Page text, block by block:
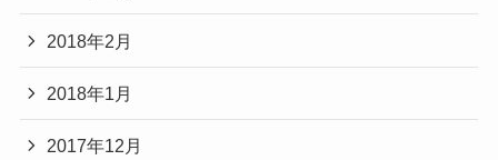
2018年2月
2018年1月
2017年12月